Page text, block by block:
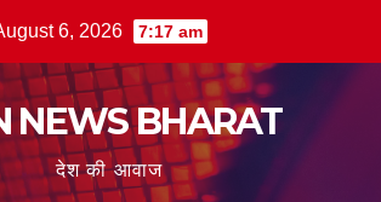
6, 2026 7:17 am
NEWS BHARAT
देश की आवाज